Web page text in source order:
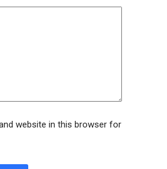
website in this browser for